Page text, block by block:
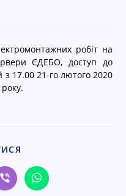
С
робіт на
ЄДЕБО, доступ до
17.00 21-го лютого 2020